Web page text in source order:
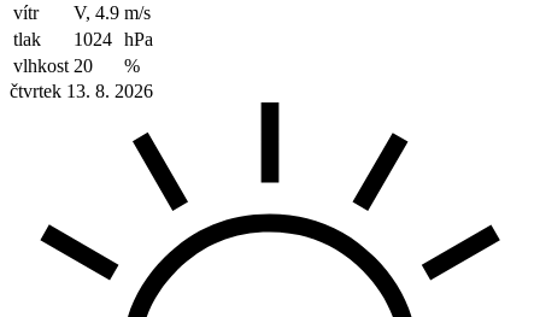
vítr
V, 4.9 m/s
tlak
1024 hPa
vlhkost 20
%
čtvrtek 13. 8. 2026